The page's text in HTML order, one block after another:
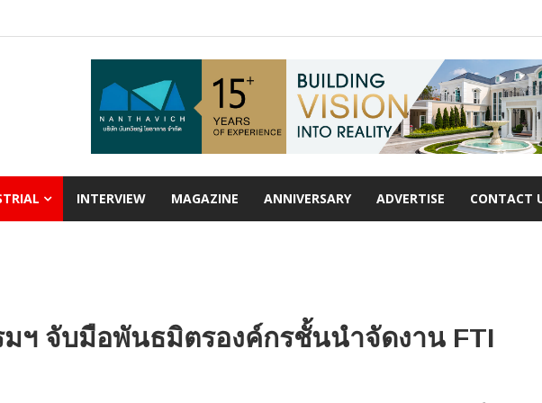
INTERVIEW MAGAZINE ANNIVERSARY ADVERTISE CONTACT
ฯ จับมือพันธมิตรองค์กรชั้นนำจัดงาน FTI